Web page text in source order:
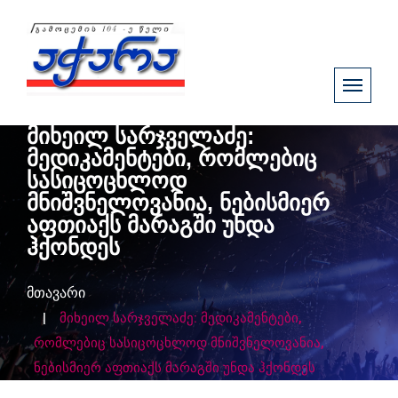
მიხეილ სარჯველაძე:
მედიკამენტები, რომლებიც
სასიცოცხლოდ
მნიშვნელოვანია, ნებისმიერ
აფთიაქს მარაგში უნდა
ჰქონდეს
მთავარი
მიხეილ სარჯველაძე: მედიკამენტები,
რომლებიც სასიცოცხლოდ მნიშვნელოვანია,
ნებისმიერ აფთიაქს მარაგში უნდა ჰქონდეს